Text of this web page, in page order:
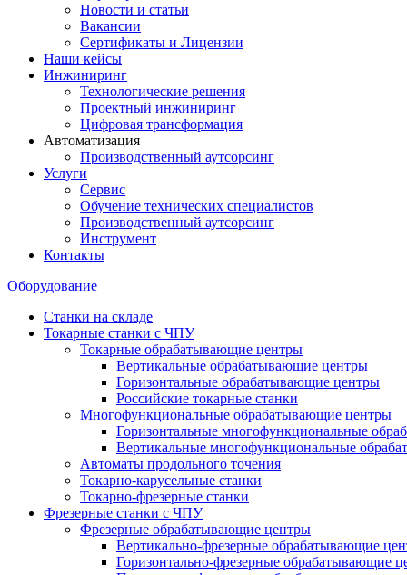
Новости и статьи
Вакансии
Сертификаты и Лицензии
Наши кейсы
Инжиниринг
Технологические решения
Проектный инжиниринг
Цифровая трансформация
Автоматизация
Производственный аутсорсинг
Услуги
Сервис
Обучение технических специалистов
Производственный аутсорсинг
Инструмент
Контакты
Оборудование
Станки на складе
Токарные станки с ЧПУ
Токарные обрабатывающие центры
Вертикальные обрабатывающие центры
Горизонтальные обрабатывающие центры
Российские токарные станки
Многофункциональные обрабатывающие центры
Горизонтальные многофункциональные
Вертикальные многофункциональные
Автоматы продольного точения
Токарно-карусельные станки
Токарно-фрезерные станки
Фрезерные станки с ЧПУ
Фрезерные обрабатывающие центры
Вертикально-фрезерные обрабатывающие
Горизонтально-фрезерные обрабатывающие